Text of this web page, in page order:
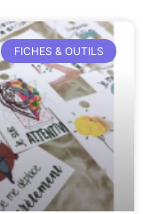
FICHES & OUTILS